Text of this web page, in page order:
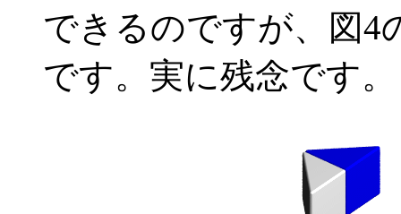
できるのですが、図4
です。実に残念です。